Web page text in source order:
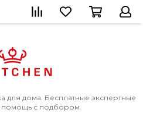
для дома. Бесплатные экспертные
помощь с подбором.